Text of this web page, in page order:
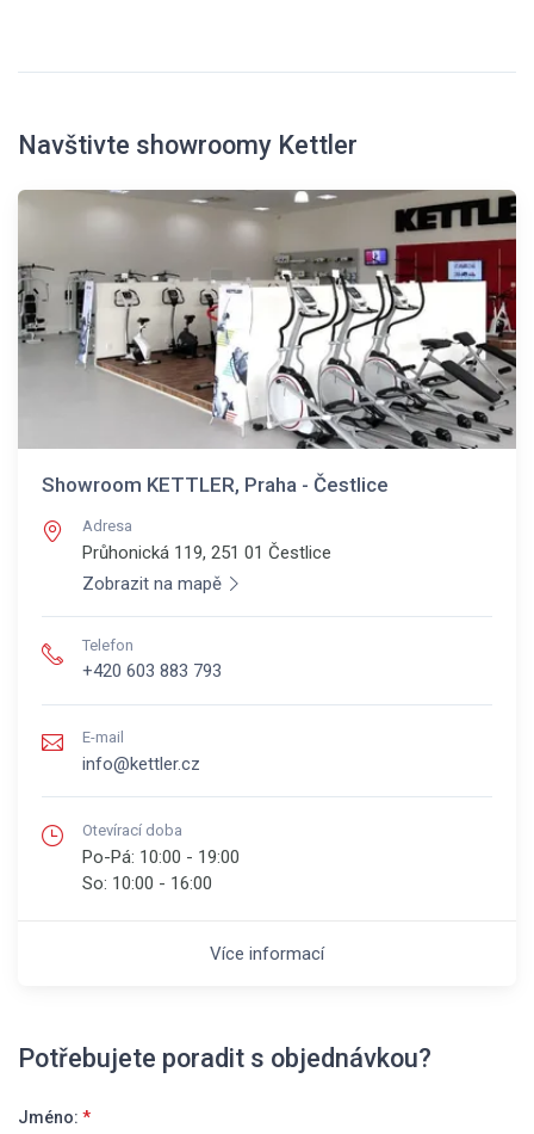
Navštivte showroomy Kettler
Showroom KETTLER, Praha - Čestlice
Adresa
Průhonická 119, 251 01 Čestlice
Zobrazit na mapě
Telefon
+420 603 883 793
E-mail
info@kettler.cz
Otevírací doba
Po-Pá: 10:00 - 19:00
So: 10:00 - 16:00
Více informací
Potřebujete poradit s objednávkou?
Jméno: *